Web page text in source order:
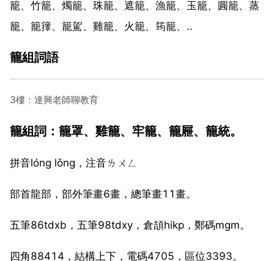
籠、竹籠、燭籠、珠籠、遮籠、漁籠、玉籠、圓籠、蒸
籠、籠籜、籠駕、雞籠、火籠、筠籠、..
籠組詞語
3樓：達興老師聊教育
籠組詞：籠罩、雞籠、牢籠、籠屜、籠統。
拼音lóng lǒng，注音ㄌㄨㄥ
部首龍部，部外筆畫6畫，總筆畫11畫。
五筆86tdxb，五筆98tdxy，倉頡hikp，鄭碼mgm。
四角88414，結構上下，電碼4705，區位3393。